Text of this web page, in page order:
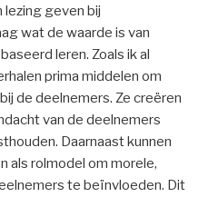
lezing geven bij
wat de waarde is van
leren. Zoals ik al
prima middelen om
de deelnemers. Ze creëren
van de deelnemers
Daarnaast kunnen
als rolmodel om morele,
te beïnvloeden. Dit